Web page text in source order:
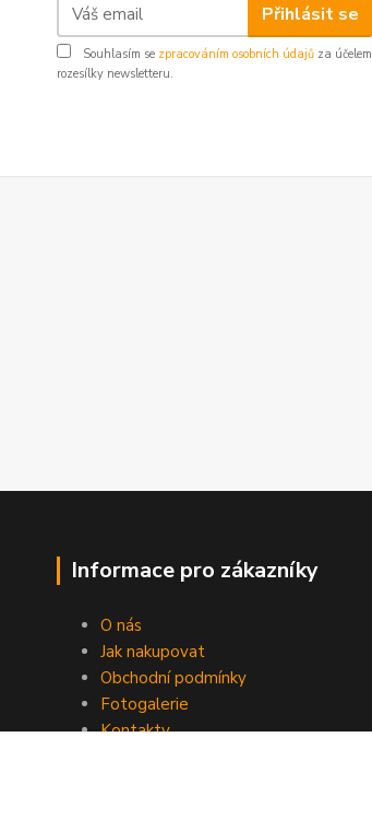
Přihlásit se
Souhlasím se zpracováním osobních údajů za účelem
rozesílky newsletteru.
Informace pro zákazníky
O nás
Jak nakupovat
Obchodní podmínky
Fotogalerie
Kontakty